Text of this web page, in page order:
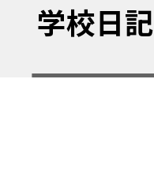
学校日記